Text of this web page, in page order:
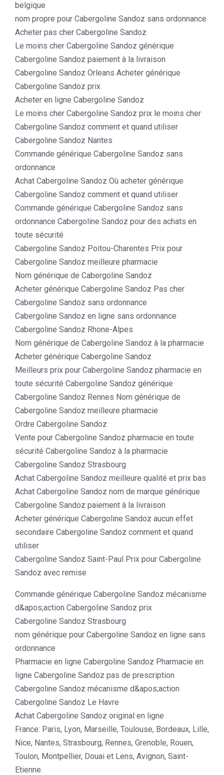
belgique
nom propre pour Cabergoline Sandoz sans ordonnance
Acheter pas cher Cabergoline Sandoz
Le moins cher Cabergoline Sandoz générique
Cabergoline Sandoz paiement à la livraison
Cabergoline Sandoz Orleans Acheter générique
Cabergoline Sandoz prix
Acheter en ligne Cabergoline Sandoz
Le moins cher Cabergoline Sandoz prix le moins cher
Cabergoline Sandoz comment et quand utiliser
Cabergoline Sandoz Nantes
Commande générique Cabergoline Sandoz sans
ordonnance
Achat Cabergoline Sandoz Où acheter générique
Cabergoline Sandoz comment et quand utiliser
Commande générique Cabergoline Sandoz sans
ordonnance Cabergoline Sandoz pour des achats en
toute sécurité
Cabergoline Sandoz Poitou-Charentes Prix pour
Cabergoline Sandoz meilleure pharmacie
Nom générique de Cabergoline Sandoz
Acheter générique Cabergoline Sandoz Pas cher
Cabergoline Sandoz sans ordonnance
Cabergoline Sandoz en ligne sans ordonnance
Cabergoline Sandoz Rhone-Alpes
Nom générique de Cabergoline Sandoz à la pharmacie
Acheter générique Cabergoline Sandoz
Meilleurs prix pour Cabergoline Sandoz pharmacie en
toute sécurité Cabergoline Sandoz générique
Cabergoline Sandoz Rennes Nom générique de
Cabergoline Sandoz meilleure pharmacie
Ordre Cabergoline Sandoz
Vente pour Cabergoline Sandoz pharmacie en toute
sécurité Cabergoline Sandoz à la pharmacie
Cabergoline Sandoz Strasbourg
Achat Cabergoline Sandoz meilleure qualité et prix bas
Achat Cabergoline Sandoz nom de marque générique
Cabergoline Sandoz paiement à la livraison
Acheter générique Cabergoline Sandoz aucun effet
secondaire Cabergoline Sandoz comment et quand
utiliser
Cabergoline Sandoz Saint-Paul Prix pour Cabergoline
Sandoz avec remise
Commande générique Cabergoline Sandoz mécanisme
d&apos;action Cabergoline Sandoz prix
Cabergoline Sandoz Strasbourg
nom générique pour Cabergoline Sandoz en ligne sans
ordonnance
Pharmacie en ligne Cabergoline Sandoz Pharmacie en
ligne Cabergoline Sandoz pas de prescription
Cabergoline Sandoz mécanisme d&apos;action
Cabergoline Sandoz Le Havre
Achat Cabergoline Sandoz original en ligne
France: Paris, Lyon, Marseille, Toulouse, Bordeaux, Lille,
Nice, Nantes, Strasbourg, Rennes, Grenoble, Rouen,
Toulon, Montpellier, Douai et Lens, Avignon, Saint-
Etienne.